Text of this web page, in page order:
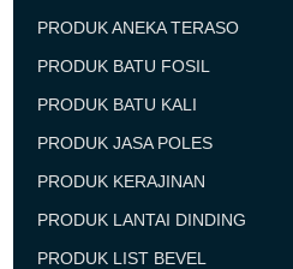
PRODUK ANEKA TERASO
PRODUK BATU FOSIL
PRODUK BATU KALI
PRODUK JASA POLES
PRODUK KERAJINAN
PRODUK LANTAI DINDING
PRODUK LIST BEVEL